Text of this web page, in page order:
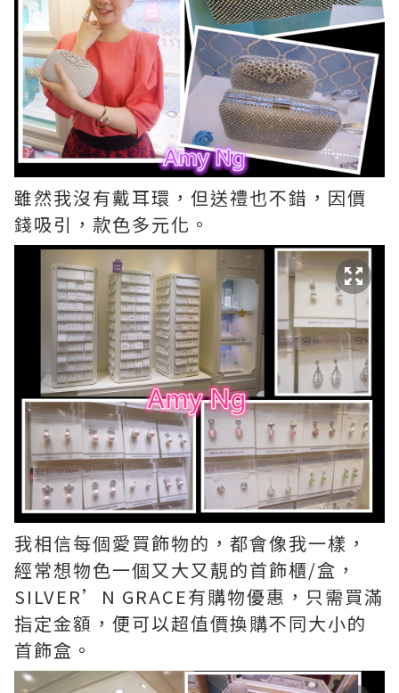
雖然我沒有戴耳環，但送禮也不錯，因價
錢吸引，款色多元化。
我相信每個愛買飾物的，都會像我一樣，
經常想物色一個又大又靚的首飾櫃/盒，
SILVER’N GRACE有購物優惠，只需買滿
指定金額，便可以超值價換購不同大小的
首飾盒。